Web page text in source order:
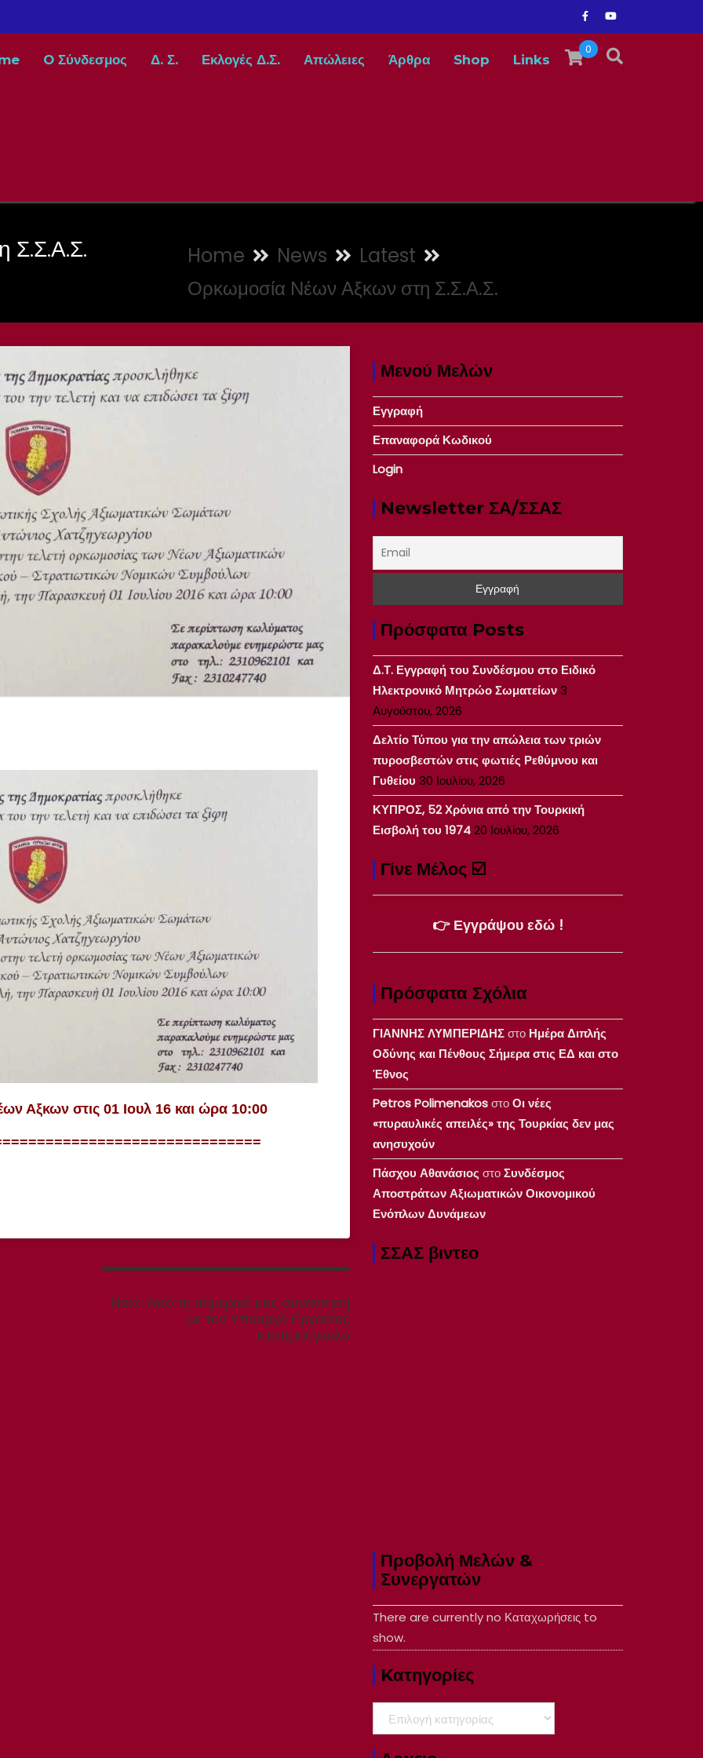
0
O Σύνδεσμος Δ. Σ. Εκλογές Δ.Σ. Απώλειες Άρθρα Shop Links
Σ.Σ.Α.Σ. Home News
Latest
Ορκωμοσία Νέων Αξκων στη Σ.Σ.Α.Σ.
Αξκων στις 01 Ιουλ 16 και ώρα 10:00
Next: Next
Από τη σημερινή μας συνάντηση
με τον Υπουργό Εργασίας
κ.Κατρούγκαλο
Μενού Μελών
Εγγραφή
Επαναφορά Κωδικού
Login
Newsletter ΣΑ/ΣΣΑΣ
Πρόσφατα Posts
Δ.Τ. Εγγραφή του Συνδέσμου στο Ειδικό
Ηλεκτρονικό Μητρώο Σωματείων3
Αυγούστου, 2026
Δελτίο Τύπου για την απώλεια των τριών
πυροσβεστών στις φωτιές Ρεθύμνου και
Γυθείου 30 Ιουλίου, 2026
ΚΥΠΡΟΣ, 52 Χρόνια από την Τουρκική
Εισβολή του 197420 Ιουλίου, 2026
Γίνε Μέλος ☑️
👉 Εγγράψου εδώ !
Πρόσφατα Σχόλια
ΓΙΑΝΝΗΣ ΛΥΜΠΕΡΙΔΗΣστο Ημέρα Διπλής
Οδύνης και Πένθους Σήμερα στις ΕΔ και στο
Έθνος
Petros PolimenakosστοΟι νέες
«πυραυλικές απειλές» της Τουρκίας δεν μας
ανησυχούν
Πάσχου Αθανάσιος στοΣυνδέσμος
Αποστράτων Αξιωματικών Οικονομικού
Ενόπλων Δυνάμεων
ΣΣΑΣ βιντεο
Προβολή Μελών &
Συνεργατών
There are currently no Καταχωρήσεις to
show.
Kατηγορίες
Kατηγορίες